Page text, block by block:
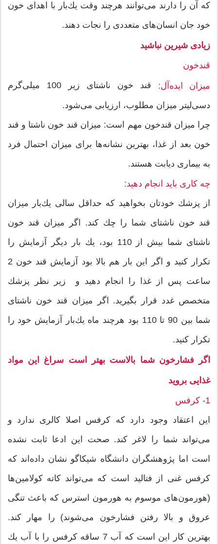
كه آن را دارند می‌توانند هرچند وقت یك‌بار با اهدای خون
خود جان انسان‌های متعددی را نجات دهند.
زیادی شیرین نباشید
قندخون
میزان ایده‌آل: قند خون ناشتای زیر 100 میلی‌گرم
دسی‌لیتر میزان مطلوب، ارزیابی می‌شود.
چرا میزان قندخون مهم است: میزان قند خون ناشتا و قند
خون بعد از غذا، بهترین نشانه‌ها برای میزان احتمال فرد
به بیماری‌ دیابت هستند.
چه كاری باید انجام دهید:
از پزشك خودتان بخواهید كه حداقل سالی یك‌‌بار میزان
قند خون ناشتای شما را چك كند. اگر میزان قند خون
ناشتای شما بیش از 110 بود، یك بار دیگر آزمایش را
تكرار كنید و اگر این بار هم بالا بود آزمایش قند خون 2
ساعت پس از غذا را انجام دهید و زیر نظر پزشك
متخصص غدد قرار بگیرید. اگر میزان قند خون ناشتای
شما بین 90 تا 110 بود هرچند ماه یك‌بار آزمایش خود را
تكرار كنید.
اگر فشارخون شما بالاست بهتر است سراغ این مواد
غذایی بروید
1- كرفس
این اعتقاد وجود دارد كه كرفس اصلا كالری ندارد و
می‌تواند شما را لاغر كند. صحت این ادعا ثابت نشده
است اما پژوهشگران دانشگاه شیكاگو نشان داده‌اند كه
كرفس غنی از فتالید است كه می‌تواند كاته كولامین‌ها
(هورمون‌های موسوم به هورمون استرس كه باعث تنگی
عروق و بالا رفتن فشارخون می‌شوند) را مهار كند.
بهترین كار این است كه آب 7 ساقه كرفس را با آب یك